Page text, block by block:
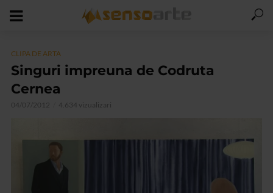
CLIPA DE ARTA
Singuri impreuna de Codruta
Cernea
04/07/2012 4.634 vizualizari